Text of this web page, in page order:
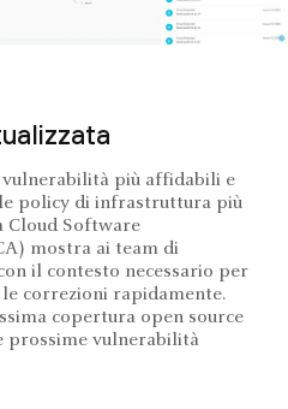
vulnerabilità più affidabili e
policy di infrastruttura più
Cloud Software
mostra ai team di
il contesto necessario per
correzioni rapidamente.
copertura open source
prossime vulnerabilità